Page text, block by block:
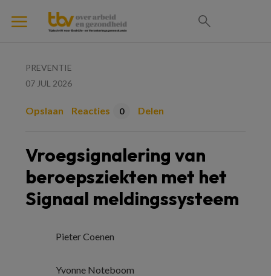
PREVENTIE
07 JUL 2026
Opslaan Reacties 0 Delen
Vroegsignalering van
beroepsziekten met het
Signaal meldingssysteem
Pieter Coenen
Yvonne Noteboom